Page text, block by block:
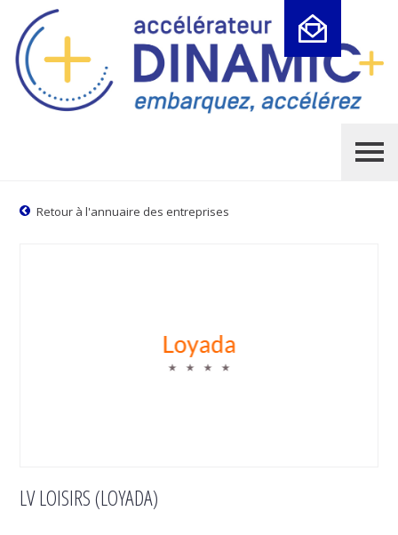
Retour à l'annuaire des entreprises
LV LOISIRS (LOYADA)
Cookies management panel